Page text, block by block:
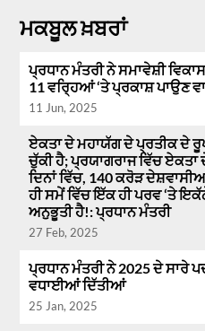
ਮਕਬੂਲ ਖ਼ਬਰਾਂ
ਪ੍ਰਧਾਨ ਮੰਤਰੀ ਨੇ ਸਮਾਵੇਸ਼ੀ
11 ਵਰ੍ਹਿਆਂ ‘ਤੇ ਪ੍ਰਕਾਸ਼ ਪਾਉਣ
11 Jun, 2025
ਏਕਤਾ ਦੇ ਮਹਾਯੱਗ ਦੇ ਪ੍ਰਤੀਕ ਦੇ
ਚੁੱਕੀ ਹੈ; ਪ੍ਰਯਾਗਰਾਜ ਵਿੱਚ
ਦਿਨਾਂ ਵਿੱਚ, 140 ਕਰੋੜ
ਹੀ ਸਮੇਂ ਵਿੱਚ ਇੱਕ ਹੀ ਪਰਵ ‘ਤੇ
ਅਨੁਭੂਤੀ ਹੈ!: ਪ੍ਰਧਾਨ ਮੰਤਰੀ
27 Feb, 2025
ਪ੍ਰਧਾਨ ਮੰਤਰੀ ਨੇ 2025 ਦੇ ਸਾਰੇ
ਵਧਾਈਆਂ ਦਿੱਤੀਆਂ
25 Jan, 2025